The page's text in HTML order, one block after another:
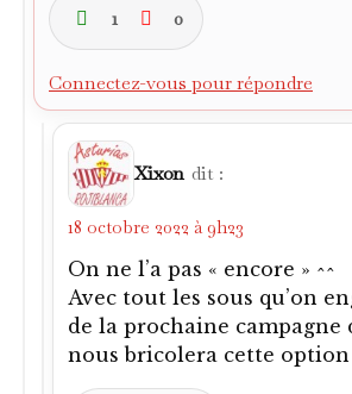
1 0
Connectez-vous pour répondre
Xixon dit :
18 octobre 2022 à 9h23
On ne l’a pas « encore » ^^
Avec tout les sous qu’on
de la prochaine campagne
nous bricolera cette option